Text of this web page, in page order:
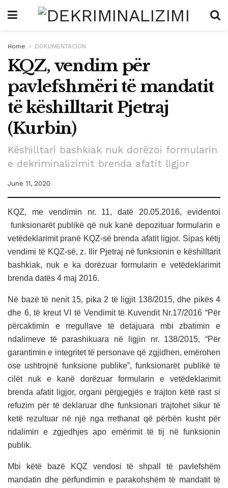
Home DOKUMENTACION
KQZ, vendim për
pavlefshmëri të mandatit
të këshilltarit Pjetraj
(Kurbin)
Këshilltari bashkiak nuk dorëzoi formularin
e dekriminalizimit brenda afatit ligjor
June 11, 2020
KQZ, me vendimin nr. 11, datë 20.05.2016, evidentoi
funksionarët publikë që nuk kanë depozituar formularin e
vetëdeklarimit pranë KQZ-së brenda afatit ligjor. Sipas këtij
vendimi të KQZ-së, z. Ilir Pjetraj në funksionin e këshilltarit
bashkiak, nuk e ka dorëzuar formularin e vetëdeklarimit
brenda datës 4 maj 2016.
Në bazë të nenit 15, pika 2 të ligjit 138/2015, dhe pikës 4
dhe 6, të kreut VI të Vendimit të Kuvendit Nr.17/2016 “Për
përcaktimin e rregullave të detajuara mbi zbatimin e
ndalimeve të parashikuara në ligjin nr. 138/2015, “Për
garantimin e integritet të personave që zgjidhen, emërohen
ose ushtrojnë funksione publike”, funksionarët publikë të
cilët nuk e kanë dorëzuar formularin e vetëdeklarimit
brenda afatit ligjor, organi përgjegjës e trajton këtë rast si
refuzim për të deklaruar dhe funksionari trajtohet sikur të
ketë rezultuar në një nga rrethanat që përbën kusht për
ndalimin e zgjedhjes apo emërimit të tij në funksionin
publik.
Mbi këtë bazë KQZ vendosi të shpall të pavlefshëm
mandatin dhe përfundimin e parakohshëm të mandatit të